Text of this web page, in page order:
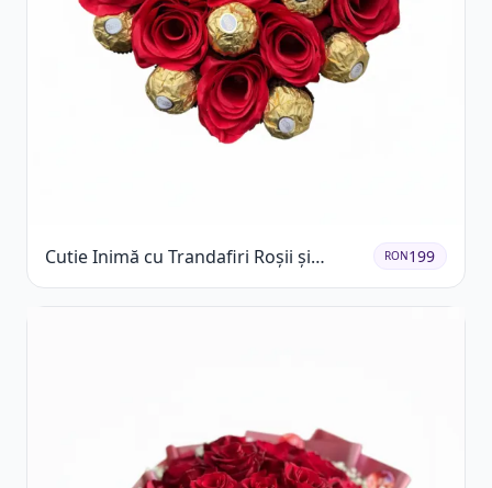
Cutie Inimă cu Trandafiri Roșii și
Ferrero Rocher
RON199